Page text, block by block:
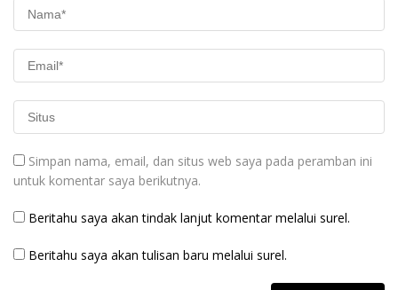
Simpan nama, email, dan situs web saya pada peramban ini
untuk komentar saya berikutnya.
Beritahu saya akan tindak lanjut komentar melalui surel.
Beritahu saya akan tulisan baru melalui surel.